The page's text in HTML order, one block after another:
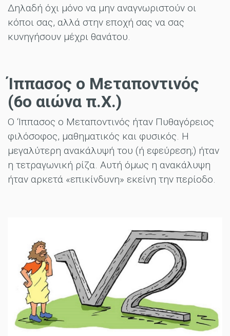
Δηλαδή όχι μόνο να μην αναγνωριστούν οι
κόποι σας, αλλά στην εποχή σας να σας
κυνηγήσουν μέχρι θανάτου.
Ίππασος ο Μεταποντινός
(6ο αιώνα π.Χ.)
Ο ‘Ιππασος ο Μεταποντινός ήταν Πυθαγόρειος
φιλόσοφος, μαθηματικός και φυσικός. Η
μεγαλύτερη ανακάλυψή του (ή εφεύρεση;) ήταν
η τετραγωνική ρίζα. Αυτή όμως η ανακάλυψη
ήταν αρκετά «επικίνδυνη» εκείνη την περίοδο.